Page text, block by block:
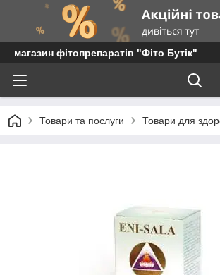
магазин фітопрепаратів "Фіто Бутік"
Товари та послуги Товари для